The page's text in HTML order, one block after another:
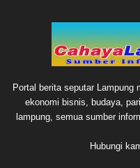
Portal berita seputar Lampung
ekonomi bisnis, budaya,
lampung, semua sumber
Hubungi